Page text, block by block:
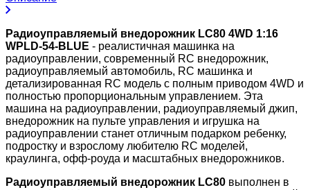
Радиоуправляемый внедорожник LC80 4WD 1:16
WPLD-54-BLUE - реалистичная машинка на
радиоуправлении, современный RC внедорожник,
радиоуправляемый автомобиль, RC машинка и
детализированная RC модель с полным приводом 4WD и
полностью пропорциональным управлением. Эта
машина на радиоуправлении, радиоуправляемый джип,
внедорожник на пульте управления и игрушка на
радиоуправлении станет отличным подарком ребенку,
подростку и взрослому любителю RC моделей,
краулинга, офф-роуда и масштабных внедорожников.
Радиоуправляемый внедорожник LC80 выполнен в